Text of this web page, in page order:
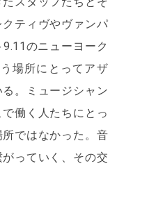
ティヴやヴァンパ
のニューヨーク
場所にとってアザ
。ミュージシャン
働く人たちにとっ
ではなかった。音
っていく、その交